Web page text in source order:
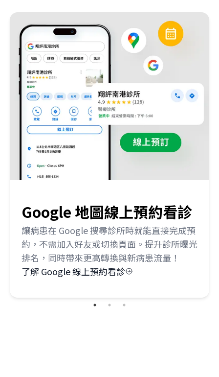
Google 地圖線上預約看診
讓病患在 Google 搜尋診所時就能直接完成預
約，不需加入好友或切換頁面。提升診所曝光
排名，同時帶來更高轉換與新病患流量！
了解 Google 線上預約看診